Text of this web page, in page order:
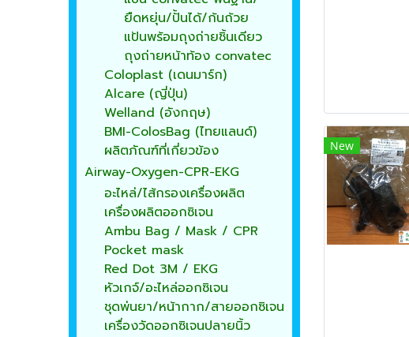
New
ยืดหยุ่น/ปั้นได้/ก้นถ้วย
แป้นพร้อมถุงถ่ายชิ้นเดียว
ถุงถ่ายหน้าท้อง convatec
Coloplast (เดนมาร์ก)
Alcare (ญี่ปุ่น)
Welland (อังกฤษ)
BMI-ColosBag (ไทยแลนด์)
ผลิตภัณฑ์ที่เกี่ยวข้อง
Airway-Oxygen-CPR-EKG
อะไหล่/ไส้กรองเครื่องผลิต
เครื่องผลิตออกซิเจน
Ambu Bag / Mask / CPR
Pocket mask
Red Dot 3M / EKG
หัวเกจ์/อะไหล่ออกซิเจน
ชุดพ่นยา/หน้ากาก/สายออกซิเจน
เครื่องวัดออกซิเจนปลายนิ้ว